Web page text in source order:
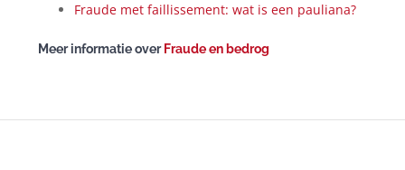
Fraude met faillissement: wat is een pauliana?
Meer informatie over Fraude en bedrog